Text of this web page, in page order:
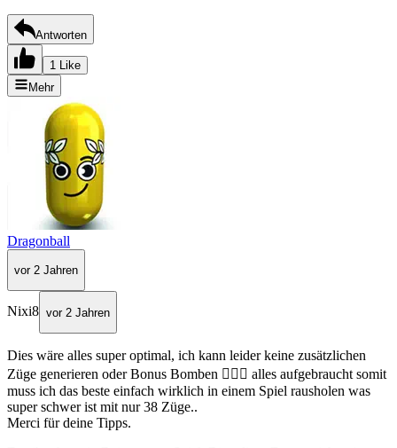
Antworten
1 Like
Mehr
Dragonball
vor 2 Jahren
Nixi8 vor 2 Jahren
Dies wäre alles super optimal, ich kann leider keine zusätzlichen
Züge generieren oder Bonus Bomben 🤷🏻‍♀️ alles aufgebraucht somit
muss ich das beste einfach wirklich in einem Spiel rausholen was
super schwer ist mit nur 38 Züge..
Merci für deine Tipps.